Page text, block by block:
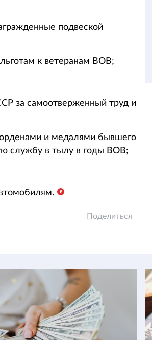
подвеской
к ветеранам ВОВ;
за самоотверженный труд и
и медалями бывшего
службу в тылу в годы ВОВ;
Поделиться